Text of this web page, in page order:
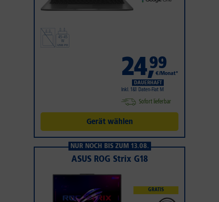
24,99
€/Monat*
DAUERHAFT
Inkl. 1&1 Daten-Flat M
Sofort lieferbar
Gerät wählen
NUR NOCH BIS ZUM 13.08.
ASUS ROG Strix G18
GRATIS